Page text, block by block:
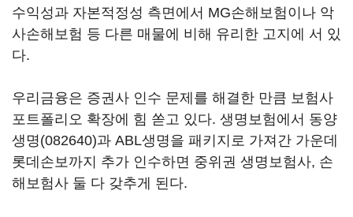
수익성과 자본적정성 측면에서 MG손해보험이나 악
사손해보험 등 다른 매물에 비해 유리한 고지에 서 있
다.
우리금융은 증권사 인수 문제를 해결한 만큼 보험사
포트폴리오 확장에 힘 쏟고 있다. 생명보험에서 동양
생명(082640)과 ABL생명을 패키지로 가져간 가운데
롯데손보까지 추가 인수하면 중위권 생명보험사, 손
해보험사 둘 다 갖추게 된다.